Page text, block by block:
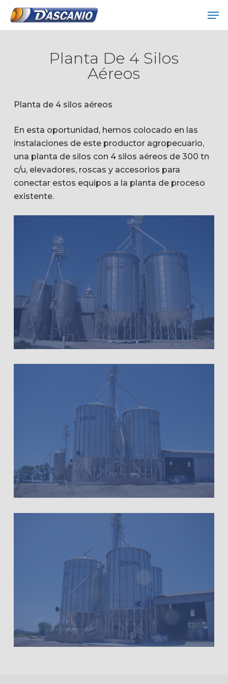
Skip
main
Planta De 4 Silos
Aéreos
Planta de 4 silos aéreos
En esta oportunidad, hemos colocado en las
instalaciones de este productor agropecuario,
una planta de silos con 4 silos aéreos de 300 tn
c/u, elevadores, roscas y accesorios para
conectar estos equipos a la planta de proceso
existente.
Close